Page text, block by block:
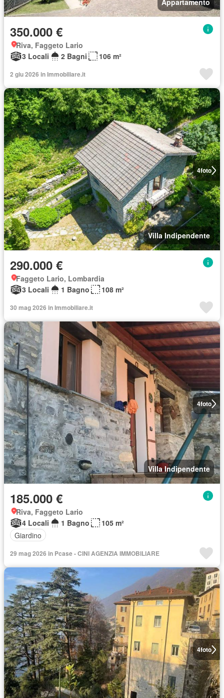
Appartamento
350.000 €
Riva, Faggeto Lario
3 Locali
2 Bagni 106 m²
2 giu 2026 in Immobiliare.it
4foto
Villa Indipendente
290.000 €
Faggeto Lario, Lombardia
3 Locali
1 Bagno 108 m²
30 mag 2026 in Immobiliare.it
4foto
Villa Indipendente
185.000 €
Riva, Faggeto Lario
4 Locali
1 Bagno
105 m²
Giardino
29 mag 2026 in Pcase - CINI AGENZIA IMMOBILIARE
4foto